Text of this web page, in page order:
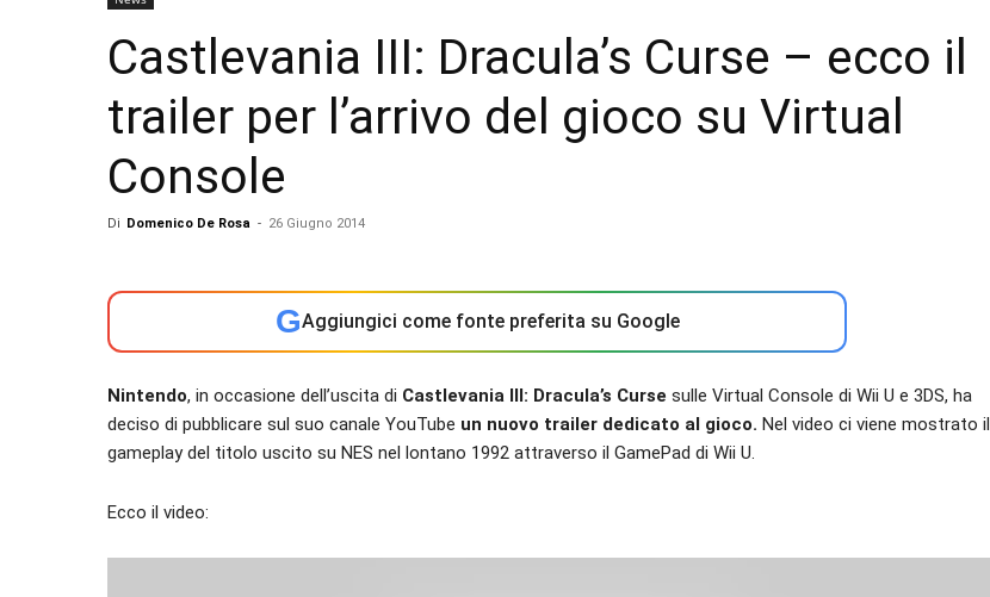
Castlevania III: Dracula’s Curse – ecco il
trailer per l’arrivo del gioco su Virtual
Console
Di Domenico De Rosa - 26 Giugno 2014
GAggiungici come fonte preferita su Google
Nintendo, in occasione dell’uscita di Castlevania III: Dracula’s Curse sulle Virtual Console di Wii U e 3DS, ha
deciso di pubblicare sul suo canale YouTube un nuovo trailer dedicato al gioco. Nel video ci viene mostrato il
gameplay del titolo uscito su NES nel lontano 1992 attraverso il GamePad di Wii U.
Ecco il video: